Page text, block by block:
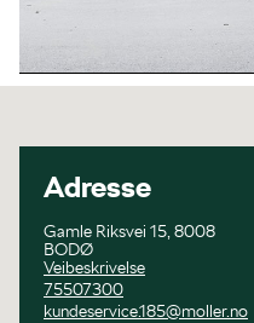
Adresse
Gamle Riksvei 15, 8008
BODØ
Veibeskrivelse
75507300
kundeservice.185@moller.no